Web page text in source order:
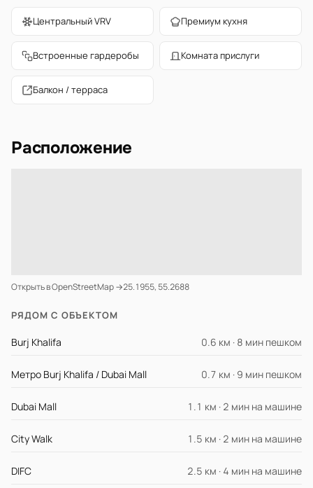
Центральный VRV Премиум кухня
Встроенные гардеробы Комната прислуги
Балкон / терраса
Расположение
Открыть в OpenStreetMap →25.1955, 55.2688
РЯДОМ С ОБЪЕКТОМ
Burj Khalifa 0.6 км · 8 мин пешком
Метро Burj Khalifa / Dubai Mall 0.7 км · 9 мин пешком
Dubai Mall 1.1 км · 2 мин на машине
City Walk 1.5 км · 2 мин на машине
DIFC 2.5 км · 4 мин на машине